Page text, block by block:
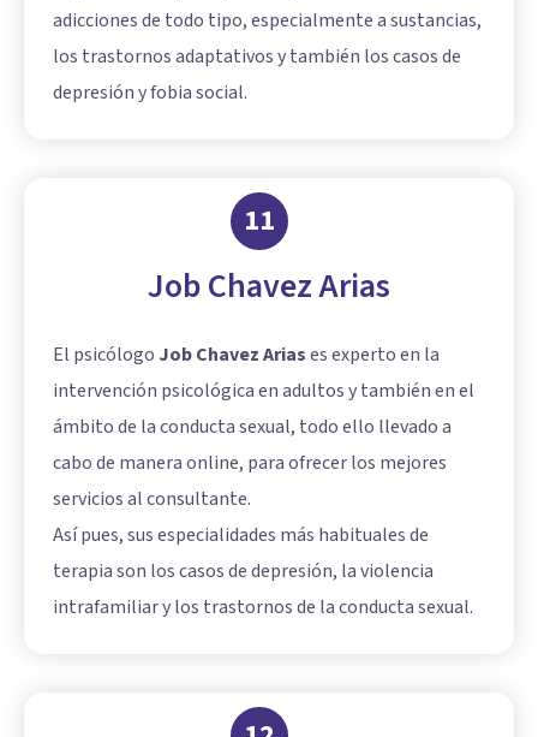
adicciones de todo tipo, especialmente a sustancias,
los trastornos adaptativos y también los casos de
depresión y fobia social.
11
Job Chavez Arias
El psicólogo Job Chavez Ariases experto en la
intervención psicológica en adultos y también en el
ámbito de la conducta sexual, todo ello llevado a
cabo de manera online, para ofrecer los mejores
servicios al consultante.
Así pues, sus especialidades más habituales de
terapia son los casos de depresión, la violencia
intrafamiliar y los trastornos de la conducta sexual.